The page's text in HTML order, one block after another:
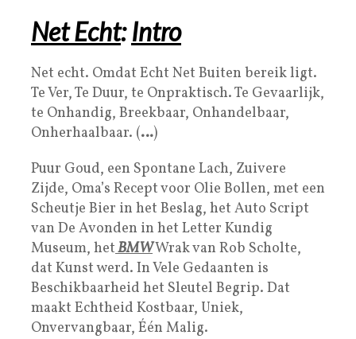
Net Echt:Intro
Net echt. Omdat Echt Net Buiten bereik ligt.
Te Ver, Te Duur, te Onpraktisch. Te Gevaarlijk,
te Onhandig, Breekbaar, Onhandelbaar,
Onherhaalbaar. (…)
Puur Goud, een Spontane Lach, Zuivere
Zijde, Oma’s Recept voor Olie Bollen, met een
Scheutje Bier in het Beslag, het Auto Script
van De Avonden in het Letter Kundig
Museum, hetBMWWrak van Rob Scholte,
dat Kunst werd. In Vele Gedaanten is
Beschikbaarheid het Sleutel Begrip. Dat
maakt Echtheid Kostbaar, Uniek,
Onvervangbaar, Één Malig.